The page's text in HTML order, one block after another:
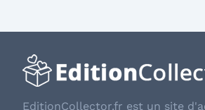
EditionCollector.fr est un site